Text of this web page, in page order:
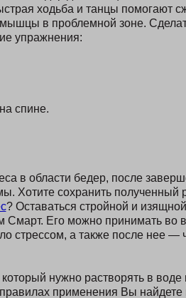
ходьба и танцы помогают
в проблемной зоне.
упражнения:
спине.
в области бедер, после
Хотите сохранить полученный
? Оставаться стройной и
Смарт. Его можно принимать во
стрессом, а также после нее —
нужно растворять в воде
применения Вы найдете